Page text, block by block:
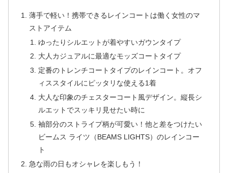
薄手で軽い！携帯できるレインコートは働く女性のマ
ストアイテム
ゆったりシルエットが着やすいガウンタイプ
大人カジュアルに最適なモッズコートタイプ
定番のトレンチコートタイプのレインコート。オフ
ィススタイルにピッタリな使える1着
大人な印象のチェスターコート風デザイン。縦長シ
ルエットでスッキリ見せたい時に
袖部分のストライプ柄が可愛い！他と差をつけたい
ビームス ライツ（BEAMS LIGHTS）のレインコー
ト
急な雨の日もオシャレを楽しもう！